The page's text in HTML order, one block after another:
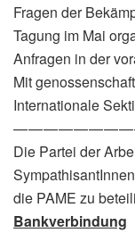
Fragen der
Tagung im Mai
Anfragen in der
Mit
Internationale
— — — — — — — —
Die Partei der
die PAME zu
Bankverbindung